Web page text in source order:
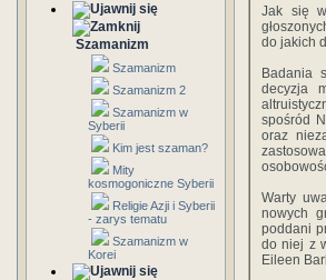
Szamanizm
Szamanizm
Szamanizm 2
Szamanizm w
Syberii
Kim jest szaman?
Mity
kosmogoniczne Syberii
Religie Azji i Syberii
- zarys tematu
Szamanizm w
Korei
Jak się
do jakich
Badania
decyzja
spośród
oraz
Warty
nowych
poddani
do niej z
Eileen